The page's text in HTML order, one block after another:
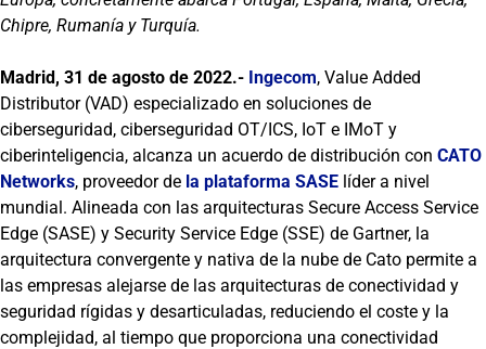
Chipre, Rumanía y Turquía.
Madrid, 31 de agosto de 2022.- Ingecom, Value Added
Distributor (VAD) especializado en soluciones de
ciberseguridad, ciberseguridad OT/ICS, IoT e IMoT y
ciberinteligencia, alcanza un acuerdo de distribución con CATO
Networks, proveedor de la plataforma SASE líder a nivel
mundial. Alineada con las arquitecturas Secure Access Service
Edge (SASE) y Security Service Edge (SSE) de Gartner, la
arquitectura convergente y nativa de la nube de Cato permite a
las empresas alejarse de las arquitecturas de conectividad y
seguridad rígidas y desarticuladas, reduciendo el coste y la
complejidad, al tiempo que proporciona una conectividad